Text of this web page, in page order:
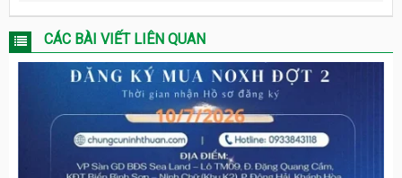
CÁC BÀI VIẾT LIÊN QUAN